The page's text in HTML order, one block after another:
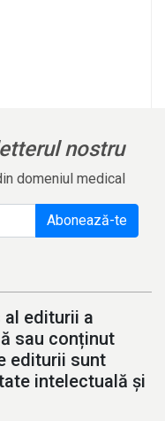
nostru
domeniul medical
Abonează-te
editurii a
sau conținut
editurii sunt
intelectuală și